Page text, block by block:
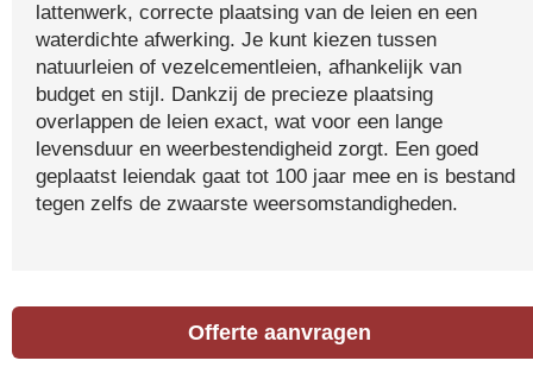
lattenwerk, correcte plaatsing van de leien en een
waterdichte afwerking. Je kunt kiezen tussen
natuurleien of vezelcementleien, afhankelijk van
budget en stijl. Dankzij de precieze plaatsing
overlappen de leien exact, wat voor een lange
levensduur en weerbestendigheid zorgt. Een goed
geplaatst leiendak gaat tot 100 jaar mee en is bestand
tegen zelfs de zwaarste weersomstandigheden.
Offerte aanvragen